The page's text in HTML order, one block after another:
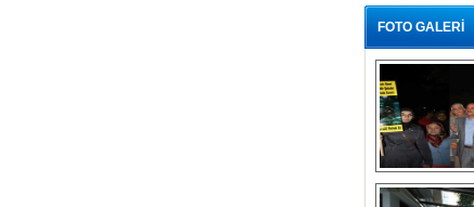
FOTO GALERİ
Gölbaşı
İÇİN